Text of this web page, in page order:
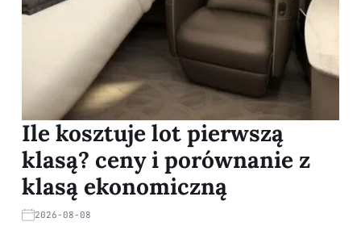
Ile kosztuje lot pierwszą
klasą? ceny i porównanie z
klasą ekonomiczną
2026-08-08